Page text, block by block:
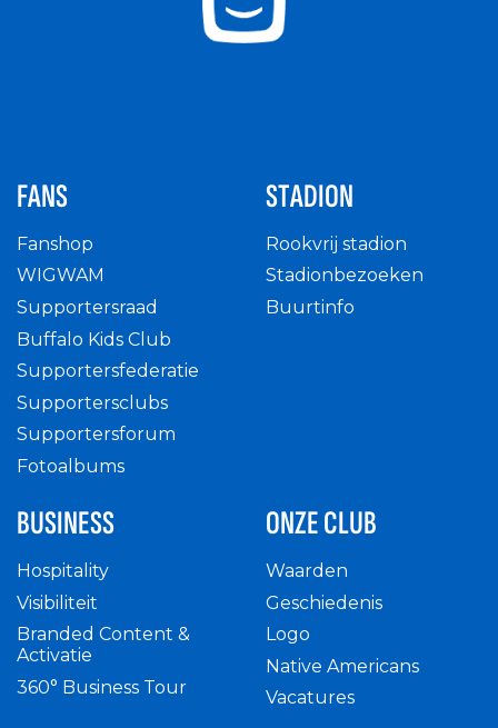
FANS
Fanshop
WIGWAM
Supportersraad
Buffalo Kids Club
Supportersfederatie
Supportersclubs
Supportersforum
Fotoalbums
STADION
Rookvrij stadion
Stadionbezoeken
Buurtinfo
BUSINESS
Hospitality
Visibiliteit
Branded Content &
Activatie
360° Business Tour
ONZE CLUB
Waarden
Geschiedenis
Logo
Native Americans
Vacatures